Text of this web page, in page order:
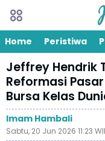
Home Peristiwa
Jeffrey Hendrik
Reformasi
Bursa Kelas
Imam Hambali
Sabtu, 20 Jun 2026 11:23